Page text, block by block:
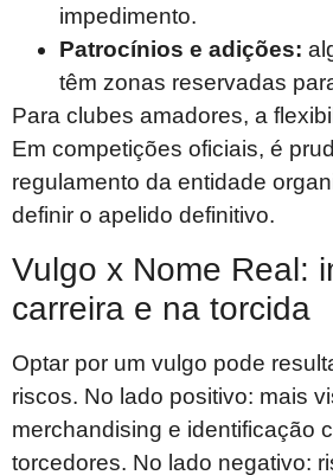
impedimento.
Patrocínios e adições:
têm zonas reservadas
Para clubes amadores, a
Em competições oficiais, é
regulamento da entidade
definir o apelido definitivo.
Vulgo x Nome Real:
carreira e na torcida
Optar por um vulgo pode
riscos. No lado positivo: mais
merchandising e identificação
torcedores. No lado negativo: